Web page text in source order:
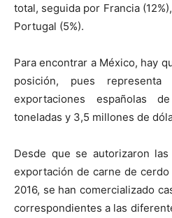
total, seguida por Francia
Portugal (5%).
Para encontrar a México, hay
posición, pues
exportaciones españolas
toneladas y 3,5 millones de
Desde que se autorizaron
exportación de carne de
2016, se han comercializado
correspondientes a las